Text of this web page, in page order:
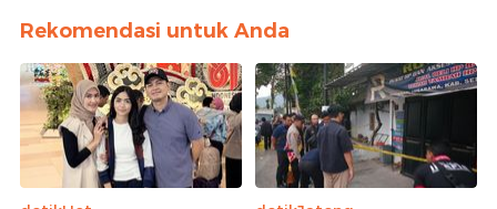
Rekomendasi untuk Anda